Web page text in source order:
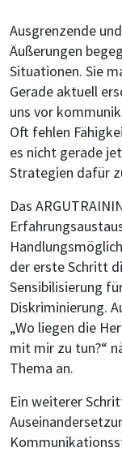
Ausgrenzende
Äußerungen
Situationen. Sie
Gerade aktuell
uns vor
Oft fehlen
es nicht gerade
Strategien dafür
Das
der erste Schritt
Sensibilisierung
Diskriminierung.
„Wo liegen die
mit mir zu tun?“
Thema an.
Ein weiterer